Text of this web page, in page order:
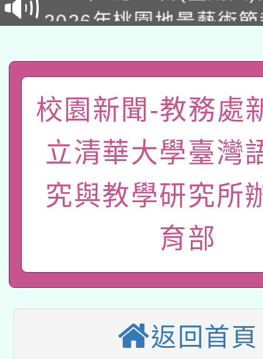
用水績優單位及節水達
桃園市孔廟祈福系列
2026年桃園地景藝術
關事宜
轉知教育部國民及學前
國立臺灣師範大學辦理
年度健康促進學校輔導
業成長研習」實施計畫
函轉國家教育研究院中
原住民族教育政策研討
族教育國際趨勢與發展
轉知教育部國民及學前
新北市政府教育局辦理
師專業成長研習實施計
方素養工作坊新北場」
函轉國立臺灣師範大學
族語言臺北學習中心
「族語學習班」招生簡
轉知有關國立成功大學
文教學共融平台-教案
件」活動簡章
年度COVID-19疫苗接
接種對象擴大為「滿6
月28日止
轉知經濟部水利署委託
業技術研究院辦理「
用水績優單位及節水達
115年8月22日(星期六
桃園市孔廟祈福系列
開 智慧啟航」
2026年桃園地景藝術
「2026桃園藝術巡演
校園新聞-教務處
立清華大學臺灣
究與教學研究所
育部
返回首頁